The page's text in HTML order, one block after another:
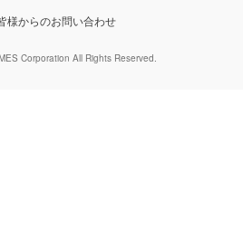
様からのお問い合わせ
Corporation All Rights Reserved.